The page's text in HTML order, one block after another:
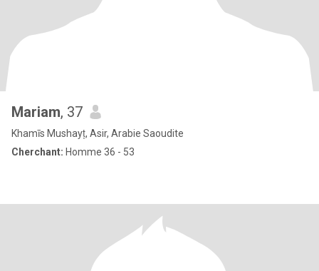
Mariam, 37
Khamīs Mushayṭ, Asir, Arabie Saoudite
Cherchant: Homme 36 - 53